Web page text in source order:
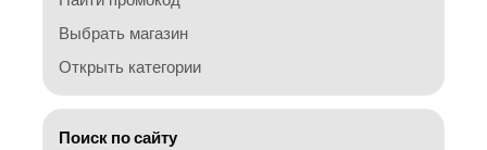
Выбрать магазин
Открыть категории
Поиск по сайту